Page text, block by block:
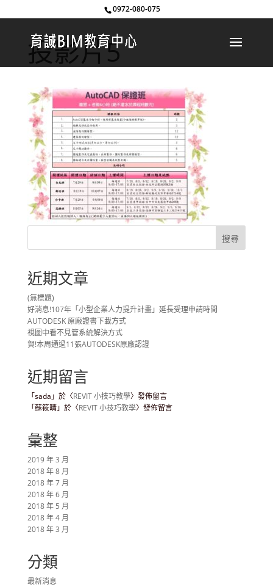
0972-080-075
投影片5
近期文章
(無標題)
好消息!107年「小型企業人力提升計畫」延長受理申請時間
AUTODESK 原廠證書下載方式
視圖中看不見管系統解決方式
賀!本周通過11張AUTODESK原廠認證
近期留言
「sada 」於〈REVIT 小技巧教學〉發佈留言
「蘇筱晴」於〈REVIT 小技巧教學〉發佈留言
彙整
2019 年 3 月
2018 年 8 月
2018 年 7 月
2018 年 6 月
2018 年 5 月
2018 年 4 月
2018 年 3 月
分類
最新消息